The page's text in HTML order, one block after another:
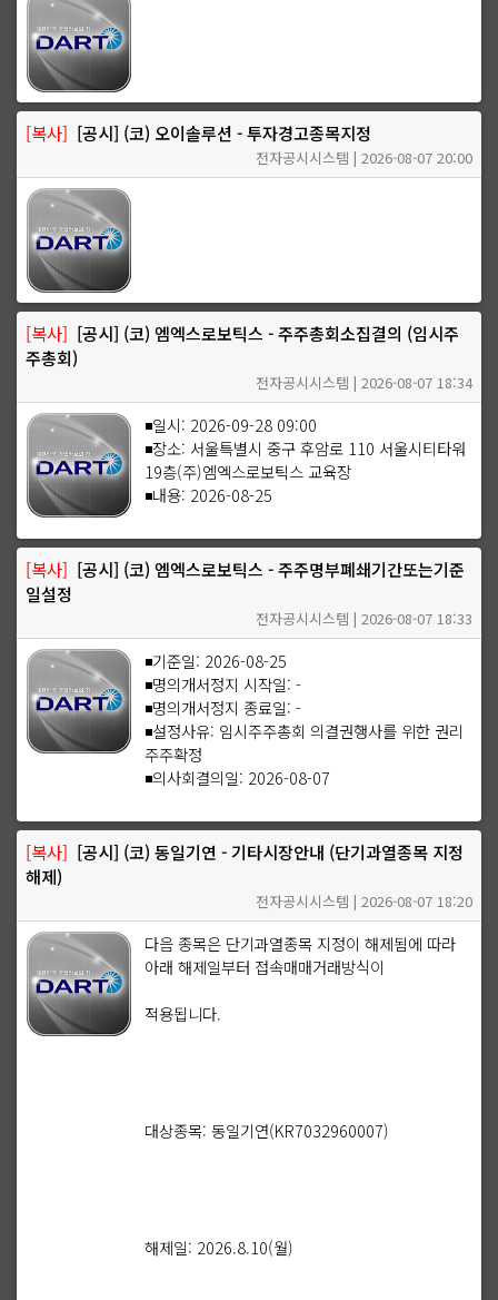
[복사] [공시] (코) 오이솔루션 - 투자경고종목지정
전자공시시스템 | 2026-08-07 20:00
[복사] [공시] (코) 엠엑스로보틱스 - 주주총회소집결의 (임시주
주총회)
전자공시시스템 | 2026-08-07 18:34
◾일시: 2026-09-28 09:00
◾장소: 서울특별시 중구 후암로 110 서울시티타워
19층(주)엠엑스로보틱스 교육장
◾내용: 2026-08-25
[복사] [공시] (코) 엠엑스로보틱스 - 주주명부폐쇄기간또는기준
일설정
전자공시시스템 | 2026-08-07 18:33
◾기준일: 2026-08-25
◾명의개서정지 시작일: -
◾명의개서정지 종료일: -
◾설정사유: 임시주주총회 의결권행사를 위한 권리
주주확정
◾의사회결의일: 2026-08-07
[복사] [공시] (코) 동일기연 - 기타시장안내 (단기과열종목 지정
해제)
전자공시시스템 | 2026-08-07 18:20
다음 종목은 단기과열종목 지정이 해제됨에 따라
아래 해제일부터 접속매매거래방식이
적용됩니다.
대상종목: 동일기연(KR7032960007)
해제일: 2026.8.10(월)